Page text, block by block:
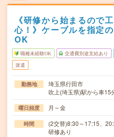
《研修から始まるので
心！》ケーブルを指定
OK
職種未経験OK 交通費別途支給あり
派遣
勤務地
埼玉県行田市
吹上(埼玉県)駅から車15
曜日頻度 月～金
時間
(2交替)8:30～17:15、
研修あり